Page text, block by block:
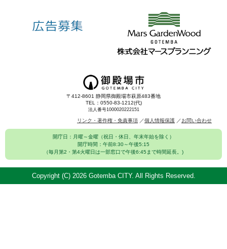
〒412-8601 静岡県御殿場市萩原483番地
TEL：0550-83-1212(代)
法人番号1000020222151
リンク・著作権・免責事項 個人情報保護 お問い合わせ
開庁日：月曜～金曜（祝日・休日、年末年始を除く）
開庁時間：午前8:30～午後5:15
（毎月第2・第4火曜日は一部窓口で午後6:45まで時間延長。)
Copyright (C) 2026 Gotemba CITY. All Rights Reserved.